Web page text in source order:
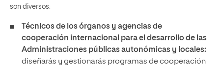
son diversos:
Técnicos de los órganos y agencias de
cooperación internacional para el desarrollo de las
Administraciones públicas autonómicas y locales:
diseñarás y gestionarás programas de cooperación